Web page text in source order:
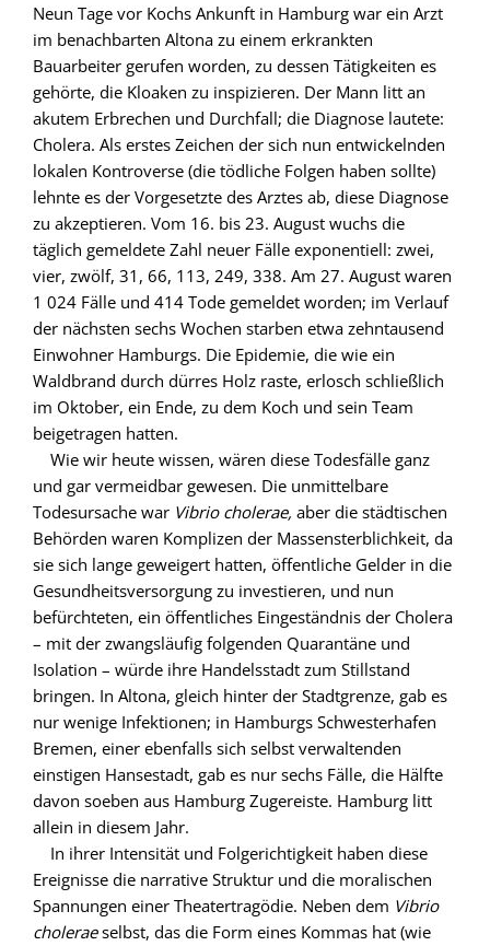
Neun Tage vor Kochs Ankunft in Hamburg war ein Arzt
im benachbarten Altona zu einem erkrankten
Bauarbeiter gerufen worden, zu dessen Tätigkeiten es
gehörte, die Kloaken zu inspizieren. Der Mann litt an
akutem Erbrechen und Durchfall; die Diagnose lautete:
Cholera. Als erstes Zeichen der sich nun entwickelnden
lokalen Kontroverse (die tödliche Folgen haben sollte)
lehnte es der Vorgesetzte des Arztes ab, diese Diagnose
zu akzeptieren. Vom 16. bis 23. August wuchs die
täglich gemeldete Zahl neuer Fälle exponentiell: zwei,
vier, zwölf, 31, 66, 113, 249, 338. Am 27. August waren
1 024 Fälle und 414 Tode gemeldet worden; im Verlauf
der nächsten sechs Wochen starben etwa zehntausend
Einwohner Hamburgs. Die Epidemie, die wie ein
Waldbrand durch dürres Holz raste, erlosch schließlich
im Oktober, ein Ende, zu dem Koch und sein Team
beigetragen hatten.
Wie wir heute wissen, wären diese Todesfälle ganz
und gar vermeidbar gewesen. Die unmittelbare
Todesursache war Vibrio cholerae, aber die städtischen
Behörden waren Komplizen der Massensterblichkeit, da
sie sich lange geweigert hatten, öffentliche Gelder in die
Gesundheitsversorgung zu investieren, und nun
befürchteten, ein öffentliches Eingeständnis der Cholera
– mit der zwangsläufig folgenden Quarantäne und
Isolation – würde ihre Handelsstadt zum Stillstand
bringen. In Altona, gleich hinter der Stadtgrenze, gab es
nur wenige Infektionen; in Hamburgs Schwesterhafen
Bremen, einer ebenfalls sich selbst verwaltenden
einstigen Hansestadt, gab es nur sechs Fälle, die Hälfte
davon soeben aus Hamburg Zugereiste. Hamburg litt
allein in diesem Jahr.
In ihrer Intensität und Folgerichtigkeit haben diese
Ereignisse die narrative Struktur und die moralischen
Spannungen einer Theatertragödie. Neben dem Vibrio
choleraeselbst, das die Form eines Kommas hat (wie